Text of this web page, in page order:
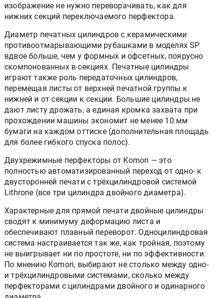
изображение не нужно переворачивать, как для
нижних секций переключаемого перфектора.
Диаметр печатных цилиндров с керамическими
противоотмарывающими рубашками в моделях SP
вдвое больше, чем у формных и офсетных, поярусно
скомпонованных в секциях. Печатные цилиндры
играют также роль передаточных цилиндров,
перемещая листы от верхней печатной группы к
нижней и от секции к секции. Большие цилиндры не
дают листу дрожать, а единая кромка захвата при
прохождении машины экономит не менее 10 мм
бумаги на каждом оттиске (дополнительная площадь
для более гибкого спуска полос).
Двухрежимные перфекторы от Komori — это
полностью автоматизированный переход от одно- к
двусторонней печати с трёхцилиндровой системой
Lithrone (все три цилиндра двойного диаметра).
Характерные для прямой печати двойные цилиндры
сводят к минимуму деформацию листа и
обеспечивают плавный переворот. Одноцилиндровая
система настраивается так же, как тройная, поэтому
не выигрывает ни по простоте, ни по эффективности.
По мнению Komori, выбирают не столько между одно-
и трёхцилиндровыми системами, сколько между
перфекторами с цилиндрами двойного и одинарного